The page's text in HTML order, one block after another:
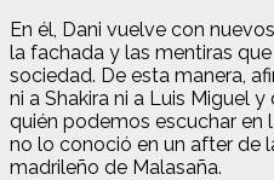
En él, Dani vuelve con
la fachada y las mentiras
sociedad. De esta manera,
ni a Shakira ni a Luis Miguel
quién podemos escuchar en
no lo conoció en un after de
madrileño de Malasaña.